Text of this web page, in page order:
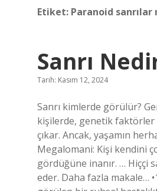
Etiket: Paranoid
Sanrı
Tarih: Kasım 12, 2024
Sanrı kimlerde görülür?
kişilerde, genetik faktörler
çıkar. Ancak, yaşamın
Megalomani: Kişi kendini
gördüğüne inanır. … Hiççi
eder. Daha fazla makale…